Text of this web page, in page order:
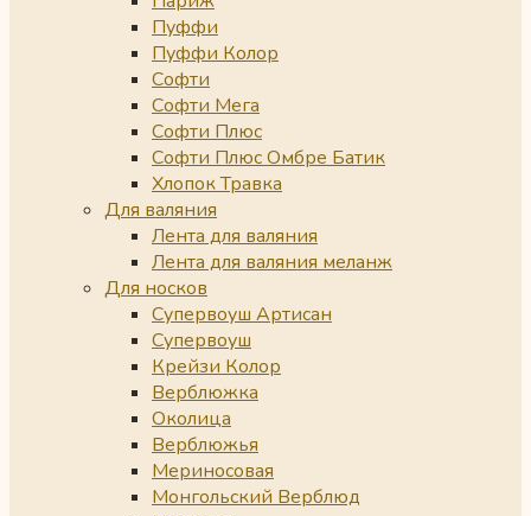
Пуффи
Пуффи Колор
Софти
Софти Мега
Софти Плюс
Софти Плюс Омбре Батик
Хлопок Травка
Для валяния
Лента для валяния
Лента для валяния меланж
Для носков
Супервоуш Артисан
Супервоуш
Крейзи Колор
Верблюжка
Околица
Верблюжья
Мериносовая
Монгольский Верблюд